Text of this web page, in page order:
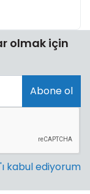
olmak için
Abone ol
kabul ediyorum